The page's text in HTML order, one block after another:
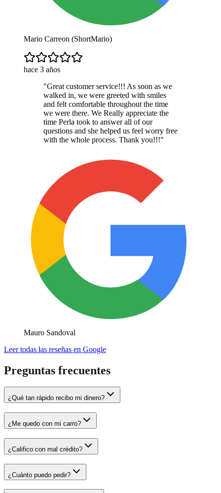
Mario Carreon (ShortMario)
hace 3 años
"Great customer service!!! As soon as we
walked in, we were greeted with smiles
and felt comfortable throughout the time
we were there. We Really appreciate the
time Perla took to answer all of our
questions and she helped us feel worry free
with the whole process. Thank you!!!"
Mauro Sandoval
Leer todas las reseñas en Google
Preguntas frecuentes
¿Qué tan rápido recibo mi dinero?
¿Me quedo con mi carro?
¿Califico con mal crédito?
¿Cuánto puedo pedir?